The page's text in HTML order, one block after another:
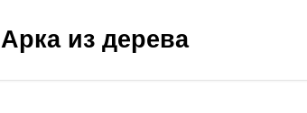
Арка из дерева